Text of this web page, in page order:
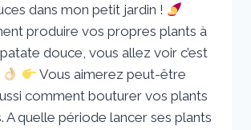
dans mon petit jardin !
produire vos propres plants à
patate douce, vous allez voir c’est
Vous aimerez peut-être
comment bouturer vos plants
A quelle période lancer ses plants